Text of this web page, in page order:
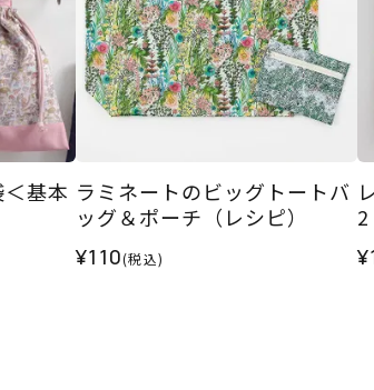
基本 ラミネートのビッグトートバ
ッグ＆ポーチ（レシピ）
¥110(税込)
2